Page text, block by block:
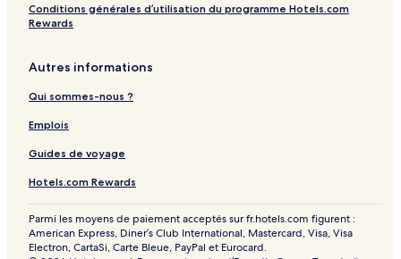
Conditions générales d’utilisation du programme Hotels.com
Rewards
Autres informations
Qui sommes-nous ?
Emplois
Guides de voyage
Hotels.com Rewards
Parmi les moyens de paiement acceptés sur fr.hotels.com figurent :
American Express, Diner’s Club International, Mastercard, Visa, Visa
Electron, CartaSi, Carte Bleue, PayPal et Eurocard.